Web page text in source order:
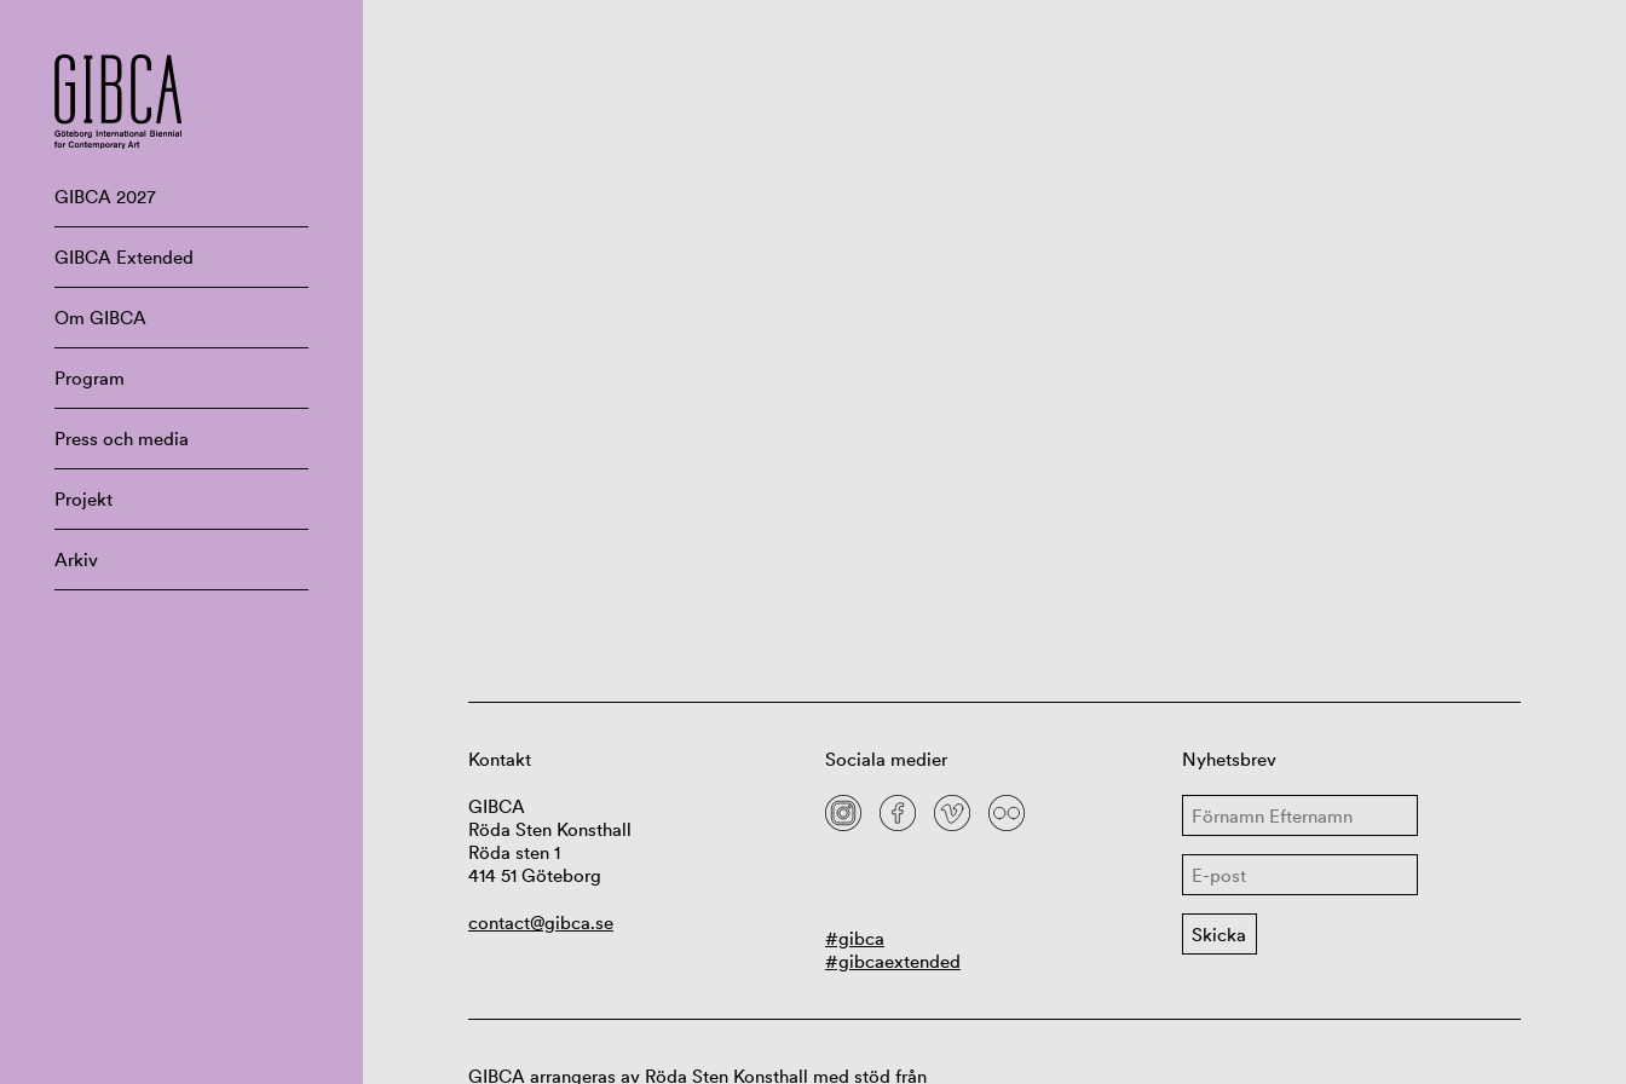
GIBCA 2027
GIBCA Extended
Om GIBCA
Program
Press och media
Projekt
Arkiv
Kontakt
GIBCA
Röda Sten Konsthall
Röda sten 1
414 51 Göteborg
contact@gibca.se
Sociala medier
#gibca
#gibcaextended
Nyhetsbrev
GIBCA arrangeras av Röda Sten Konsthall med stöd från